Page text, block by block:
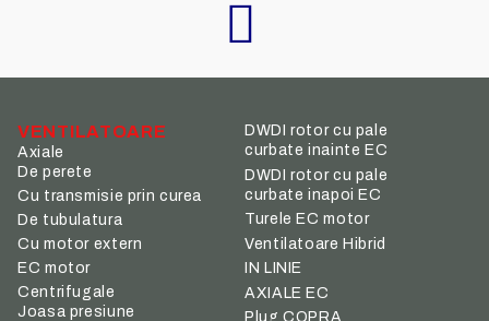
VENTILATOARE
Axiale
De perete
Cu transmisie prin curea
De tubulatura
Cu motor extern
EC motor
Centrifugale
Joasa presiune
DWDI rotor cu pale
curbate inainte EC
DWDI rotor cu pale
curbate inapoi EC
Turele EC motor
Ventilatoare Hibrid
IN LINIE
AXIALE EC
Plug COPRA